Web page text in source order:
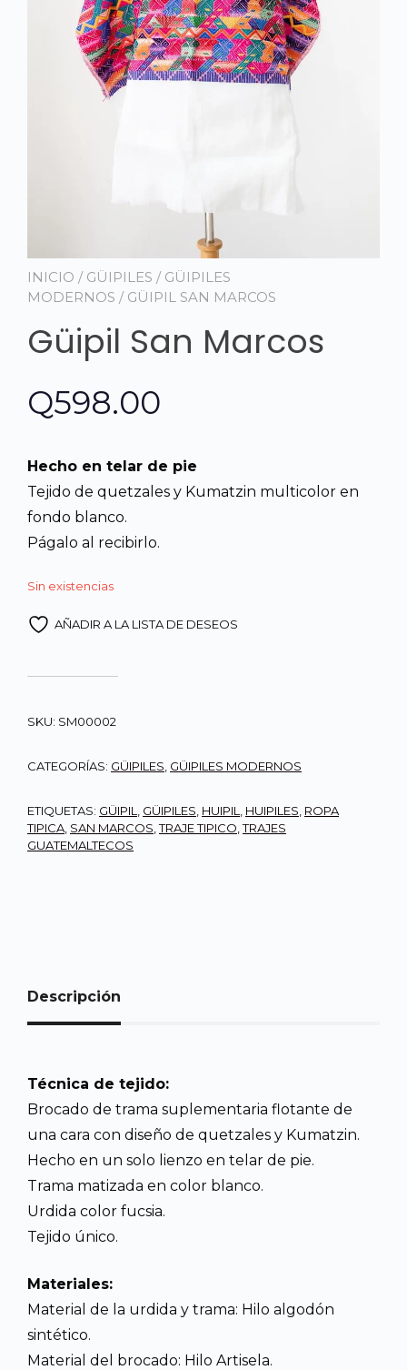
INICIO / GÜIPILES / GÜIPILES
MODERNOS / GÜIPIL SAN MARCOS
Güipil San Marcos
Q598.00
Hecho en telar de pie
Tejido de quetzales y Kumatzin multicolor en
fondo blanco.
Págalo al recibirlo.
Sin existencias
AÑADIR A LA LISTA DE DESEOS
SKU: SM00002
CATEGORÍAS: GÜIPILES GÜIPILES MODERNOS
ETIQUETAS: GÜIPIL GÜIPILES HUIPIL HUIPILES ROPA
TIPICA SAN MARCOS ,TRAJE TIPICO ,TRAJES
GUATEMALTECOS
Descripción
Técnica de tejido:
Brocado de trama suplementaria flotante de
una cara con diseño de quetzales y Kumatzin.
Hecho en un solo lienzo en telar de pie.
Trama matizada en color blanco.
Urdida color fucsia.
Tejido único.
Materiales:
Material de la urdida y trama: Hilo algodón
sintético.
Material del brocado: Hilo Artisela.